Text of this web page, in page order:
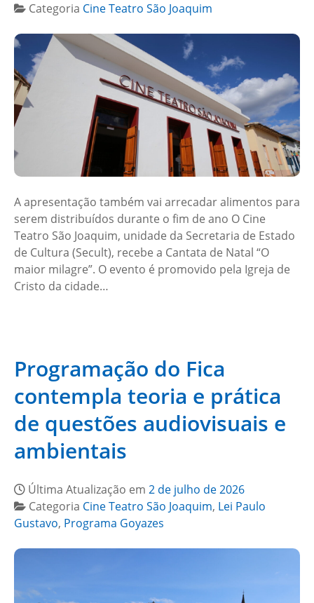
Categoria Cine Teatro São Joaquim
A apresentação também vai arrecadar alimentos para
serem distribuídos durante o fim de ano O Cine
Teatro São Joaquim, unidade da Secretaria de Estado
de Cultura (Secult), recebe a Cantata de Natal “O
maior milagre”. O evento é promovido pela Igreja de
Cristo da cidade…
Programação do Fica
contempla teoria e prática
de questões audiovisuais e
ambientais
Última Atualização em 2 de julho de 2026
Categoria Cine Teatro São Joaquim, Lei Paulo
Gustavo, Programa Goyazes